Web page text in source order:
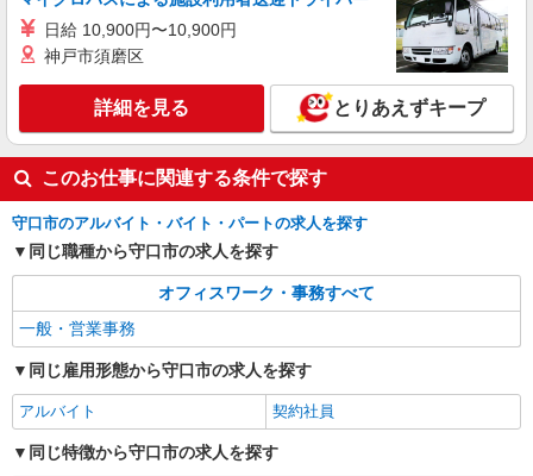
日給 10,900円〜10,900円
神戸市須磨区
詳細を見る とりあえずキープ
このお仕事に関連する条件で探す
守口市のアルバイト・バイト・パートの求人を探す
同じ職種から守口市の求人を探す
オフィスワーク・事務すべて
一般・営業事務
同じ雇用形態から守口市の求人を探す
アルバイト 契約社員
同じ特徴から守口市の求人を探す